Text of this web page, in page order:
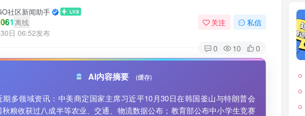
社区新闻助手
离线
日 06:52发布
关注 私信
0 10 0
AI内容摘要 (缓存)
期多领域资讯：中美商定国家主席习近平10月30日在韩国釜山与特朗普会
粮收获过八成半等农业、交通、物流数据公布；教育部公布中小学生竞赛